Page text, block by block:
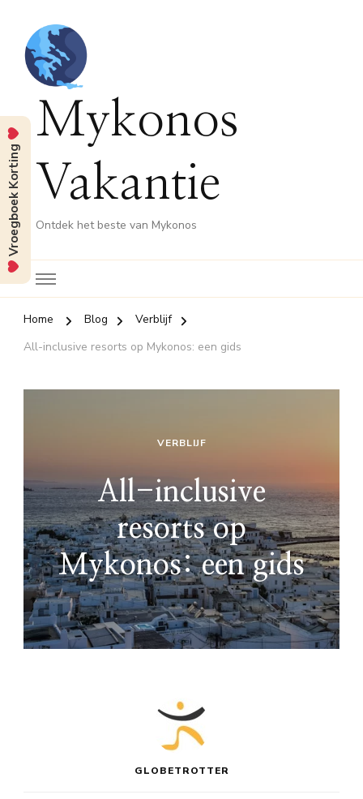
Mykonos
Vakantie
Ontdek het beste van Mykonos
Home Blog
Verblijf
All-inclusive resorts op Mykonos: een gids
VERBLIJF
All-inclusive
resorts op
Mykonos: een gids
GLOBETROTTER
Vroegboek Korting